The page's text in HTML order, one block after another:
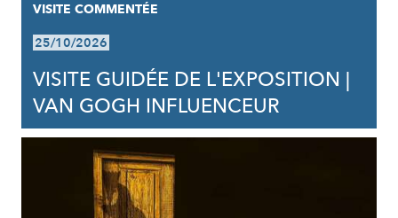
VISITE COMMENTÉE
25/10/2026
VISITE GUIDÉE DE L'EXPOSITION |
VAN GOGH INFLUENCEUR